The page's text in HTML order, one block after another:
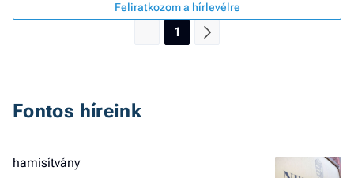
Feliratkozom a hírlevélre
1
Fontos híreink
hamisítvány